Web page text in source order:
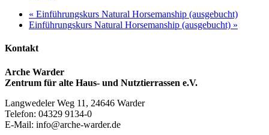
« Einführungskurs Natural Horsemanship (ausgebucht)
Einführungskurs Natural Horsemanship (ausgebucht) »
Kontakt
Arche Warder
Zentrum für alte Haus- und Nutztierrassen e.V.
Langwedeler Weg 11, 24646 Warder
Telefon: 04329 9134-0
E-Mail: info@arche-warder.de